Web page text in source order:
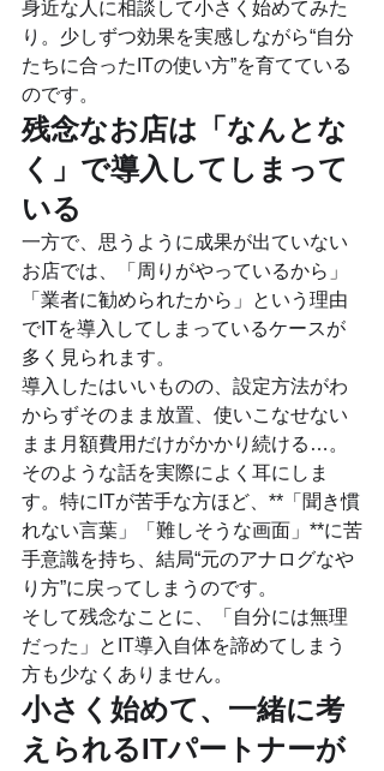
身近な人に相談して小さく始めてみた
り。少しずつ効果を実感しながら“自分
たちに合ったITの使い方”を育てている
のです。
残念なお店は「なんとな
く」で導入してしまって
いる
一方で、思うように成果が出ていない
お店では、「周りがやっているから」
「業者に勧められたから」という理由
でITを導入してしまっているケースが
多く見られます。
導入したはいいものの、設定方法がわ
からずそのまま放置、使いこなせない
まま月額費用だけがかかり続ける…。
そのような話を実際によく耳にしま
す。特にITが苦手な方ほど、**「聞き慣
れない言葉」「難しそうな画面」**に苦
手意識を持ち、結局“元のアナログなや
り方”に戻ってしまうのです。
そして残念なことに、「自分には無理
だった」とIT導入自体を諦めてしまう
方も少なくありません。
小さく始めて、一緒に考
えられるITパートナーが